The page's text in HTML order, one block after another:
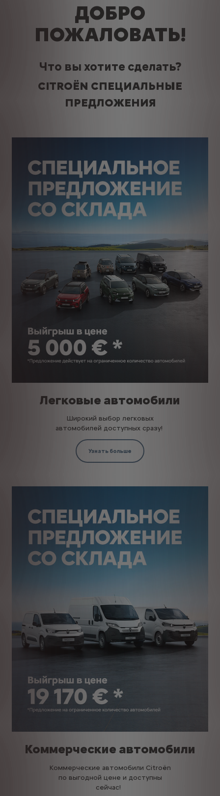
ДОБРО
ПОЖАЛОВАТЬ!
Что вы хотите сделать?
CITROËN СПЕЦИАЛЬНЫЕ
ПРЕДЛОЖЕНИЯ
Легковые автомобили
Широкий выбор легковых
автомобилей доступных сразу!
Узнать больше
Коммерческие автомобили
Коммерческие автомобили Citroën
по выгодной цене и доступны
сейчас!